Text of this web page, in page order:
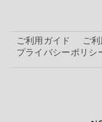
ご利用ガイド ご
プライバシーポリシ